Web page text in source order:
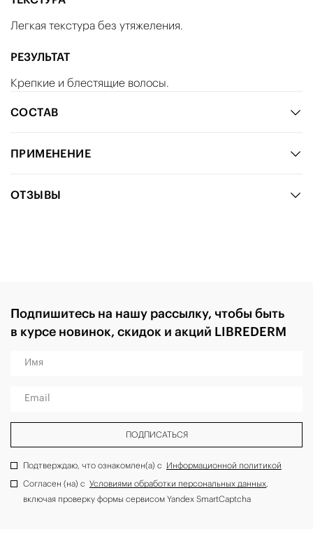
Легкая текстура без утяжеления.
РЕЗУЛЬТАТ
Крепкие и блестящие волосы.
СОСТАВ
ПРИМЕНЕНИЕ
ОТЗЫВЫ
Подпишитесь на нашу рассылку, чтобы быть
в курсе новинок, скидок и акций LIBREDERM
Имя
Email
ПОДПИСАТЬСЯ
Подтверждаю, что ознакомлен(а) с Информационной политикой
Согласен (на) с Условиями обработки персональных данных,
включая проверку формы сервисом Yandex SmartCaptcha